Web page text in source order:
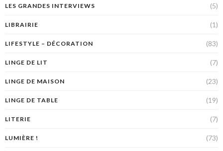
LES GRANDES INTERVIEWS (5)
LIBRAIRIE (1)
LIFESTYLE – DÉCORATION (83)
LINGE DE LIT (7)
LINGE DE MAISON (23)
LINGE DE TABLE (19)
LITERIE (7)
LUMIÈRE ! (73)